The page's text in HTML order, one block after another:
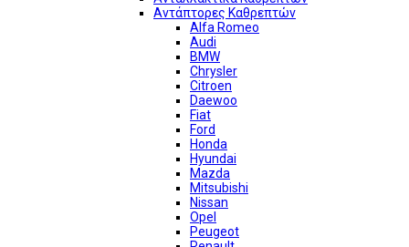
Αντάπτορες Καθρεπτών
Alfa Romeo
Audi
BMW
Chrysler
Citroen
Daewoo
Fiat
Ford
Honda
Hyundai
Mazda
Mitsubishi
Nissan
Opel
Peugeot